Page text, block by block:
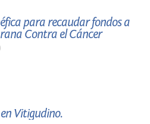
para recaudar fondos a
Contra el Cáncer
Vitigudino.